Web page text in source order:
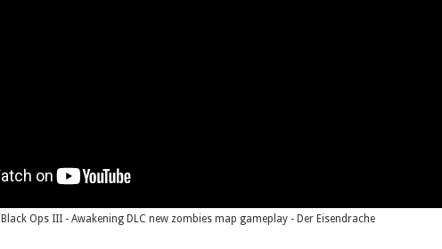
Black Ops III - Awakening DLC new zombies map gameplay - Der Eisendrache